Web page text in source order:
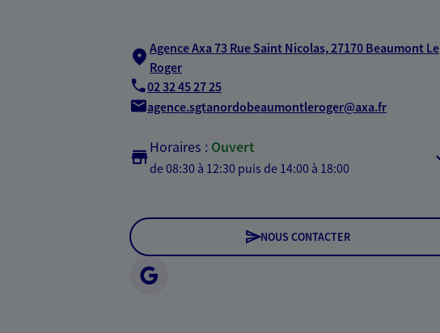
Agence Axa 73 Rue Saint Nicolas,27170 Beaumont Le
Roger
02 32 45 27 25
agence.sgtanordobeaumontleroger@axa.fr
Horaires : Ouvert
de 08:30 à 12:30 puis de 14:00 à 18:00
NOUS CONTACTER